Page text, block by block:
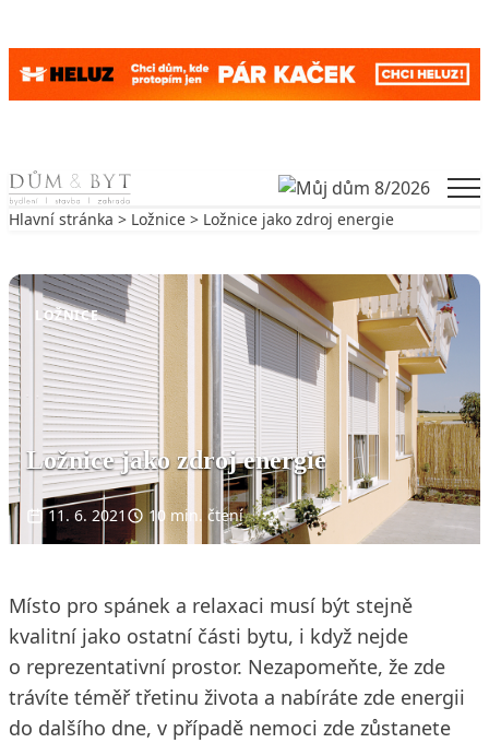
Skip to content
Hlavní stránka > Ložnice > Ložnice jako zdroj energie
LOŽNICE
Ložnice jako zdroj energie
11. 6. 2021 10 min. čtení
Místo pro spánek a relaxaci musí být stejně
kvalitní jako ostatní části bytu, i když nejde
o reprezentativní prostor. Nezapomeňte, že zde
trávíte téměř třetinu života a nabíráte zde energii
do dalšího dne, v případě nemoci zde zůstanete